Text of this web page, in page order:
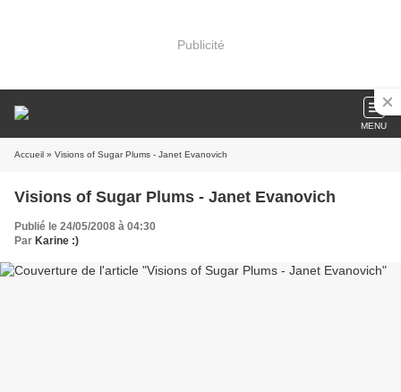
Publicité
MENU
Accueil » Visions of Sugar Plums - Janet Evanovich
Visions of Sugar Plums - Janet Evanovich
Publié le 24/05/2008 à 04:30
Par Karine :)